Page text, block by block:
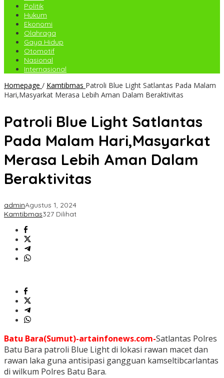
Politik
Hukum
Ekonomi
Olahraga
Gaya Hidup
Otomotif
Nasional
Internasional
Homepage / Kamtibmas Patroli Blue Light Satlantas Pada Malam
Hari,Masyarkat Merasa Lebih Aman Dalam Beraktivitas
Patroli Blue Light Satlantas
Pada Malam Hari,Masyarkat
Merasa Lebih Aman Dalam
Beraktivitas
adminAgustus 1, 2024
Kamtibmas327 Dilihat
Batu Bara(Sumut)-artainfonews.com-Satlantas Polres
Batu Bara patroli Blue Light di lokasi rawan macet dan
rawan laka guna antisipasi gangguan kamseltibcarlantas
di wilkum Polres Batu Bara.